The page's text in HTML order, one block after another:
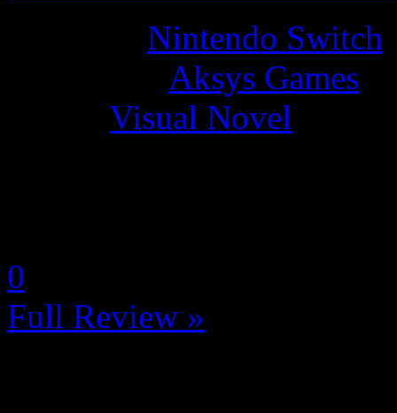
Nintendo Switch
Aksys Games
Visual Novel
0
Full Review »